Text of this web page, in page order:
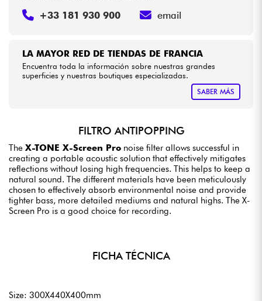
LA MAYOR RED DE TIENDAS DE FRANCIA
Encuentra toda la información sobre nuestras grandes
superficies y nuestras boutiques especializadas.
SABER MÁS
+33 181 930 900 email
FILTRO ANTIPOPPING
The X-TONE X-Screen Pro noise filter allows successful in
creating a portable acoustic solution that effectively mitigates
reflections without losing high frequencies. This helps to keep a
natural sound. The different materials have been meticulously
chosen to effectively absorb environmental noise and provide
tighter bass, more detailed mediums and natural highs. The X-
Screen Pro is a good choice for recording.
FICHA TÉCNICA
Size: 300X440X400mm